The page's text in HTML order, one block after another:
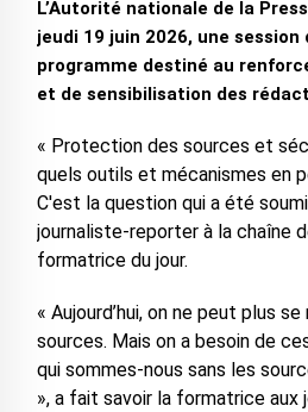
L’Autorité nationale de la
jeudi 19 juin 2026, une session
programme destiné au
et de sensibilisation des
« Protection des sources et
quels outils et mécanismes en
C'est la question qui a été
journaliste-reporter à la chaîne
formatrice du jour.
« Aujourd’hui, on ne peut plus
sources. Mais on a besoin de
qui sommes-nous sans les
», a fait savoir la formatrice aux